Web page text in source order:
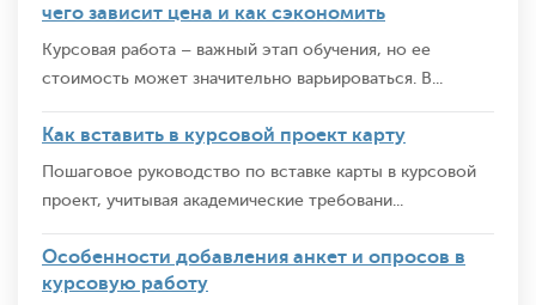
чего зависит цена и как сэкономить
Курсовая работа – важный этап обучения, но ее
стоимость может значительно варьироваться. В...
Как вставить в курсовой проект карту
Пошаговое руководство по вставке карты в курсовой
проект, учитывая академические требовани...
Особенности добавления анкет и опросов в
курсовую работу